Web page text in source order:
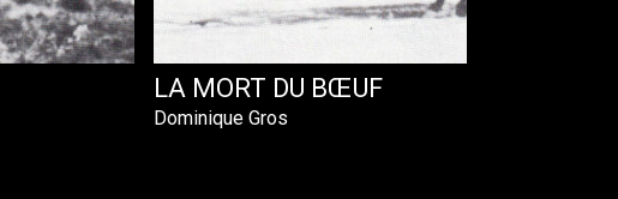
LA MORT DU BŒUF
Dominique Gros